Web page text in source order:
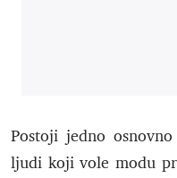
Postoji jedno
ljudi koji vole modu